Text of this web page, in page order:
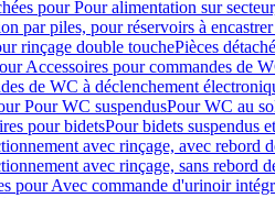
pour Pour alimentation sur
par piles, pour réservoirs à
rinçage double touchePièces
Accessoires pour commandes de
de WC à déclenchement
Pour WC suspendusPour WC au
pour bidetsPour bidets suspendus
avec rinçage, avec rebord
avec rinçage, sans rebord
pour Avec commande d'urinoir